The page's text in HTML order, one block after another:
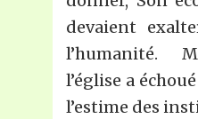
devaient
l’humanité.
l’église a
l’estime des